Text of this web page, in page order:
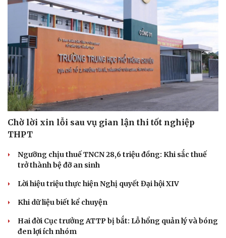
Chờ lời xin lỗi sau vụ gian lận thi tốt nghiệp
THPT
Ngưỡng chịu thuế TNCN 28,6 triệu đồng: Khi sắc thuế
trở thành bệ đỡ an sinh
Lời hiệu triệu thực hiện Nghị quyết Đại hội XIV
Khi dữ liệu biết kể chuyện
Hai đời Cục trưởng ATTP bị bắt: Lỗ hổng quản lý và bóng
đen lợi ích nhóm